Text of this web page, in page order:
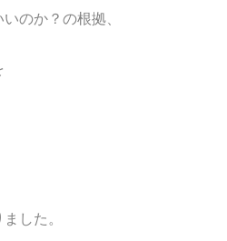
いのか？の根拠、
した。